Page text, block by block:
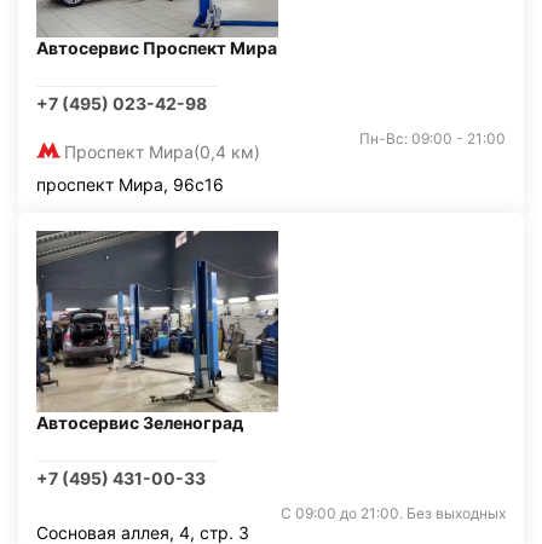
Автосервис Проспект Мира
+7 (495) 023-42-98
Проспект Мира(0,4 км)
Пн-Вс: 09:00 - 21:00
проспект Мира, 96с16
Автосервис Зеленоград
+7 (495) 431-00-33
С 09:00 до 21:00. Без выходных
Сосновая аллея, 4, стр. 3